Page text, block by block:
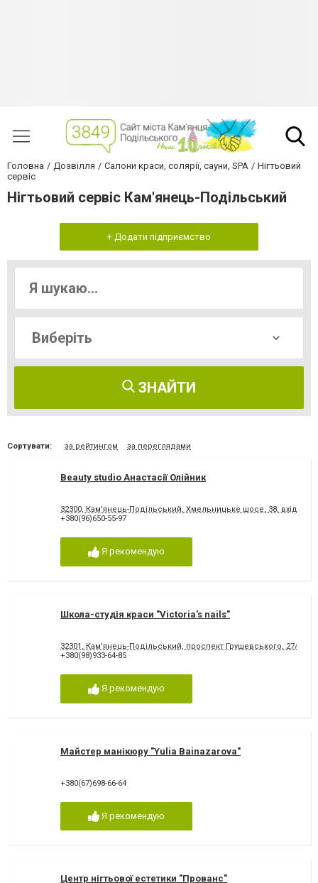
Головна Дозвілля Салони краси, солярії, сауни, SPA
Нігтьовий
сервіс
Нігтьовий сервіс Кам'янець-Подільський
+ Додати підприємство
ЗНАЙТИ
Сортувати: за рейтингом за переглядами
Beauty studio Анастасії Олійник
32300, Кам'янець-Подільський, Хмельницьке шосе, 38, вхід від
+380(96)650-55-97
Я рекомендую
Школа-студія краси "Victoria's nails"
32301, Кам'янець-Подільський, проспект Грушевського, 27/5
+380(98)933-64-85
Я рекомендую
Майстер манікюру "Yulia Bainazarova"
+380(67)698-66-64
Я рекомендую
Центр нігтьової естетики "Прованс"